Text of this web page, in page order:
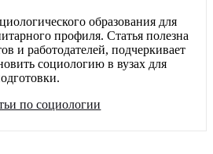
образования для
профиля. Статья полезна
и работодателей, подчеркивает
социологию в вузах для
по социологии